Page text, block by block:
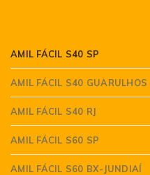
AMIL FÁCIL S40 SP
AMIL FÁCIL S40 GUARULHOS
AMIL FÁCIL S40 RJ
AMIL FÁCIL S60 SP
AMIL FÁCIL S60 BX-JUNDIAÍ